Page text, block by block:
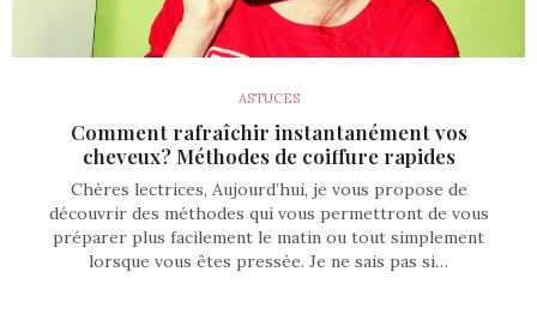
ASTUCES
Comment rafraîchir instantanément vos
cheveux? Méthodes de coiffure rapides
Chères lectrices, Aujourd’hui, je vous propose de
découvrir des méthodes qui vous permettront de vous
préparer plus facilement le matin ou tout simplement
lorsque vous êtes pressée. Je ne sais pas si…